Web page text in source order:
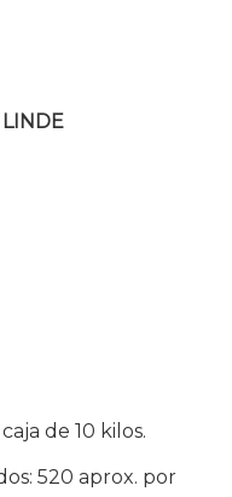
de 10 kilos.
520 aprox. por